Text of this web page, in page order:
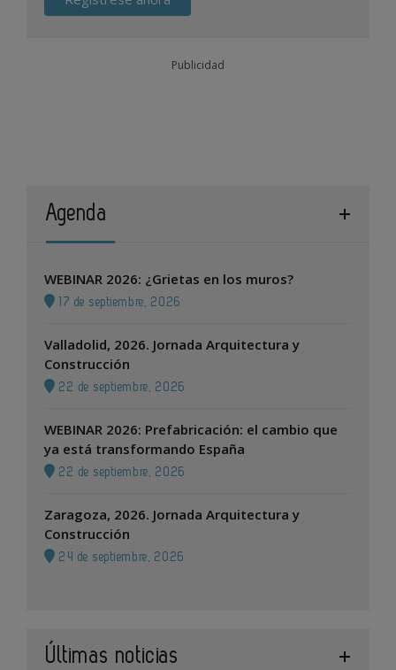
Publicidad
Agenda
WEBINAR 2026: ¿Grietas en los muros?
17 de septiembre, 2026
Valladolid, 2026. Jornada Arquitectura y
Construcción
22 de septiembre, 2026
WEBINAR 2026: Prefabricación: el cambio que
ya está transformando España
22 de septiembre, 2026
Zaragoza, 2026. Jornada Arquitectura y
Construcción
24 de septiembre, 2026
Últimas noticias